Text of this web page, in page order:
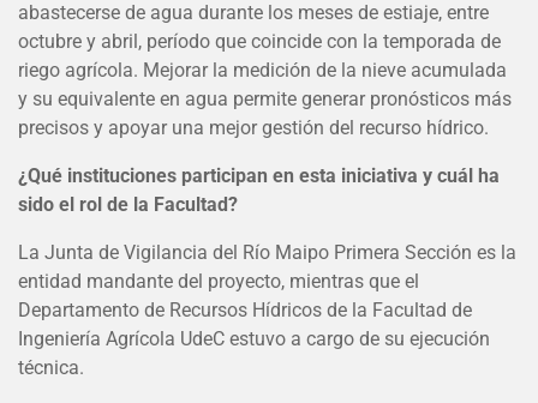
abastecerse de agua durante los meses de estiaje, entre
octubre y abril, período que coincide con la temporada de
riego agrícola. Mejorar la medición de la nieve acumulada
y su equivalente en agua permite generar pronósticos más
precisos y apoyar una mejor gestión del recurso hídrico.
¿Qué instituciones participan en esta iniciativa y cuál ha
sido el rol de la Facultad?
La Junta de Vigilancia del Río Maipo Primera Sección es la
entidad mandante del proyecto, mientras que el
Departamento de Recursos Hídricos de la Facultad de
Ingeniería Agrícola UdeC estuvo a cargo de su ejecución
técnica.